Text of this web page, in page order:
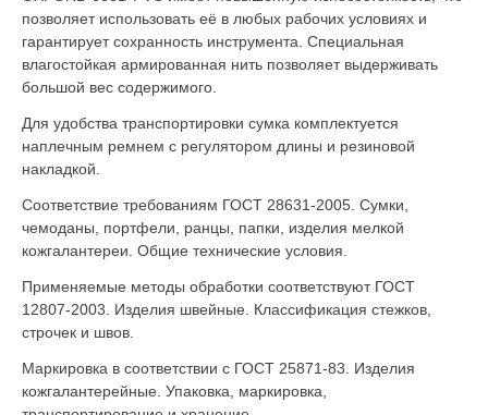
позволяет использовать её в любых рабочих условиях и
гарантирует сохранность инструмента. Специальная
влагостойкая армированная нить позволяет выдерживать
большой вес содержимого.
Для удобства транспортировки сумка комплектуется
наплечным ремнем с регулятором длины и резиновой
накладкой.
Соответствие требованиям ГОСТ 28631-2005. Сумки,
чемоданы, портфели, ранцы, папки, изделия мелкой
кожгалантереи. Общие технические условия.
Применяемые методы обработки соответствуют ГОСТ
12807-2003. Изделия швейные. Классификация стежков,
строчек и швов.
Маркировка в соответствии с ГОСТ 25871-83. Изделия
кожгалантерейные. Упаковка, маркировка,